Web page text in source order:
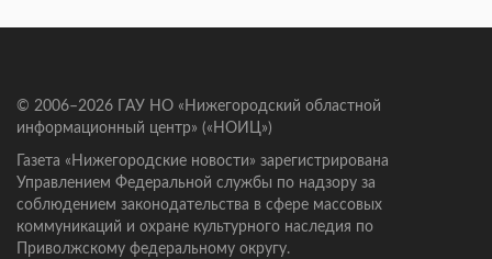
© 2006–2026 ГАУ НО «Нижегородский областной
информационный центр» («НОИЦ»)
Газета «Нижегородские новости» зарегистрирована
Управлением Федеральной службы по надзору за
соблюдением законодательства в сфере массовых
коммуникаций и охране культурного наследия по
Приволжскому федеральному округу.